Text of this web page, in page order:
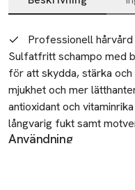
Beskrivning
Professionell hårvård
Sulfatfritt schampo med
för att skydda, stärka
mjukhet och mer
antioxidant och
långvarig fukt samt
organisk kokosnötsolja
Användning